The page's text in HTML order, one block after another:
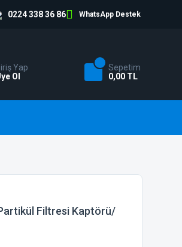
0224 338 36 86 WhatsApp Destek
Yap
Ol
Sepetim
0,00 TL
Filtresi Kaptörü/